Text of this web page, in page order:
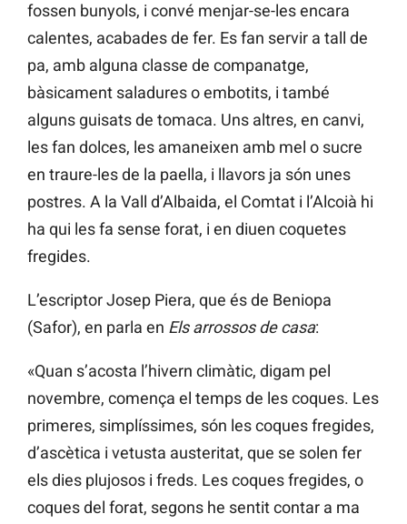
fossen bunyols, i convé menjar-se-les encara
calentes, acabades de fer. Es fan servir a tall de
pa, amb alguna classe de companatge,
bàsicament saladures o embotits, i també
alguns guisats de tomaca. Uns altres, en canvi,
les fan dolces, les amaneixen amb mel o sucre
en traure-les de la paella, i llavors ja són unes
postres. A la Vall d’Albaida, el Comtat i l’Alcoià hi
ha qui les fa sense forat, i en diuen coquetes
fregides.
L’escriptor Josep Piera, que és de Beniopa
(Safor), en parla en Els arrossos de casa:
«Quan s’acosta l’hivern climàtic, digam pel
novembre, comença el temps de les coques. Les
primeres, simplíssimes, són les coques fregides,
d’ascètica i vetusta austeritat, que se solen fer
els dies plujosos i freds. Les coques fregides, o
coques del forat, segons he sentit contar a ma